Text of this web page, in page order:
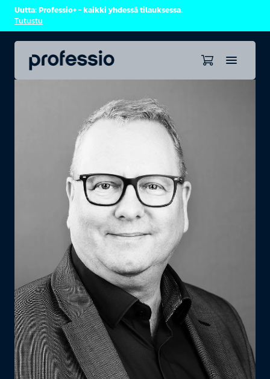
Uutta: Professio+ – kaikki yhdessä tilauksessa.
Tutustu